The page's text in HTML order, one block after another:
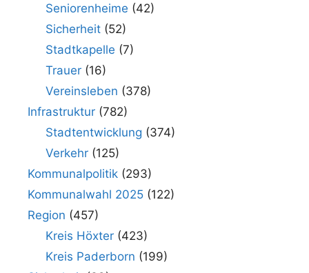
Seniorenheime (42)
Sicherheit(52)
Stadtkapelle (7)
Trauer(16)
Vereinsleben (378)
Infrastruktur (782)
Stadtentwicklung (374)
Verkehr(125)
Kommunalpolitik (293)
Kommunalwahl 2025 (122)
Region (457)
Kreis Höxter(423)
Kreis Paderborn (199)